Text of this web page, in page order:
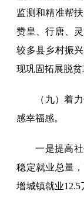
监测和精准帮
赞皇、行唐、
较多县乡村振
现巩固拓展脱贫
（九）着
感幸福感。
一是提高
稳定就业总量
增城镇就业